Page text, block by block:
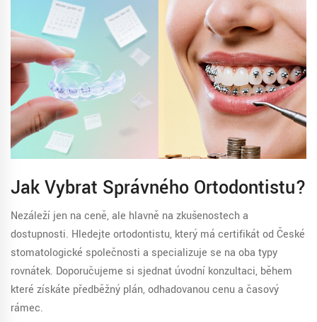
Jak Vybrat Správného Ortodontistu?
Nezáleží jen na ceně, ale hlavně na zkušenostech a
dostupnosti. Hledejte ortodontistu, který má certifikát od České
stomatologické společnosti a specializuje se na oba typy
rovnátek. Doporučujeme si sjednat úvodní konzultaci, během
které získáte předběžný plán, odhadovanou cenu a časový
rámec.